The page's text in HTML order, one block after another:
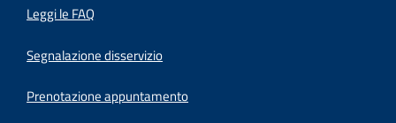
Leggi le FAQ
Segnalazione disservizio
Prenotazione appuntamento